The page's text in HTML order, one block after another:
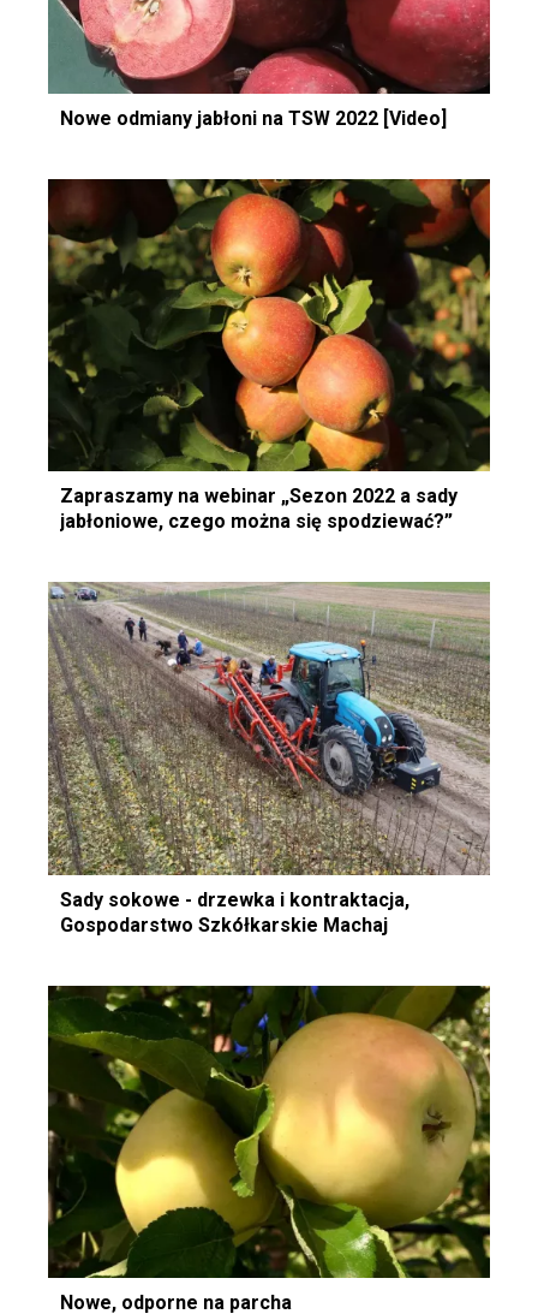
Nowe odmiany jabłoni na TSW 2022 [Video]
Zapraszamy na webinar „Sezon 2022 a sady
jabłoniowe, czego można się spodziewać?”
Sady sokowe - drzewka i kontraktacja,
Gospodarstwo Szkółkarskie Machaj
Nowe, odporne na parcha